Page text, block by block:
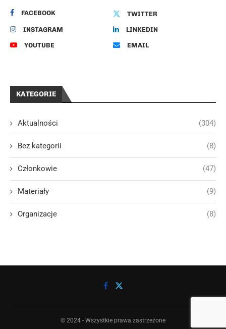
FACEBOOK TWITTER
INSTAGRAM LINKEDIN
YOUTUBE EMAIL
KATEGORIE
Aktualności (304)
Bez kategorii (8)
Członkowie (47)
Materiały (9)
Organizacje (8)
© 2024 - Wszystkie prawa zastrzeżone